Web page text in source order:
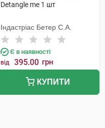
Detangle me 1 шт
Індастріас Бетер С.А.
Є в наявності
від 395.00 грн
КУПИТИ